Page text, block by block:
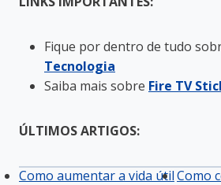
Fique por dentro de tudo
Tecnologia
Saiba mais sobre Fire TV
ÚLTIMOS ARTIGOS:
Como aumentar a vida útilComo